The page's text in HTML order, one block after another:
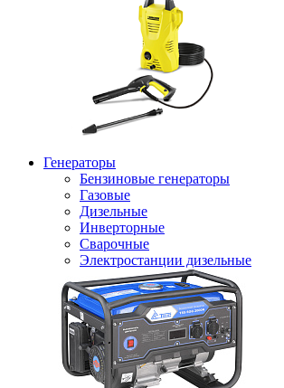
Генераторы
Бензиновые генераторы
Газовые
Дизельные
Инверторные
Сварочные
Электростанции дизельные